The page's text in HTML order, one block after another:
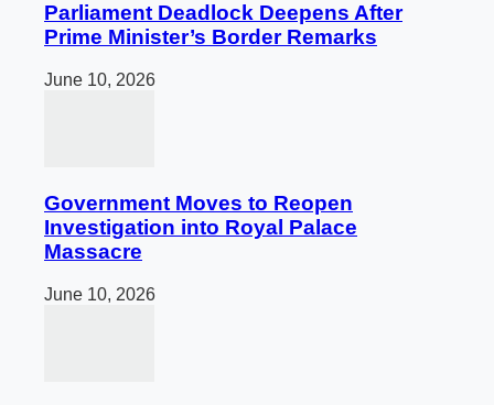
Parliament Deadlock Deepens After
Prime Minister’s Border Remarks
June 10, 2026
Government Moves to Reopen
Investigation into Royal Palace
Massacre
June 10, 2026